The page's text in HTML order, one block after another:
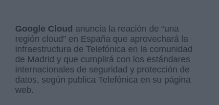
Google Cloud anuncia la reación de “una
región cloud” en España que aprovechará la
infraestructura de Telefónica en la comunidad
de Madrid y que cumplirá con los estándares
internacionales de seguridad y protección de
datos, según publica Telefónica en su página
web.